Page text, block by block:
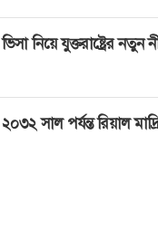
ভিসা নিয়ে যুক্তরাষ্ট্রের নতুন
২০৩২ সাল পর্যন্ত রিয়াল